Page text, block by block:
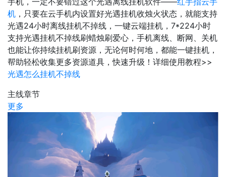
机 ，只要在云手机内设置好光遇挂机收烛火状态，就能支持
光遇24小时离线挂机不掉线，一键云端挂机，7*224小时
支持光遇挂机不掉线刷蜡烛刷爱心，手机离线、断网、关机
也能让你持续挂机刷资源，无论何时何地，都能一键挂机，
帮助轻松收集更多资源道具，快速升级！详细使用教程>>
光遇怎么挂机不掉线
主线章节
更多